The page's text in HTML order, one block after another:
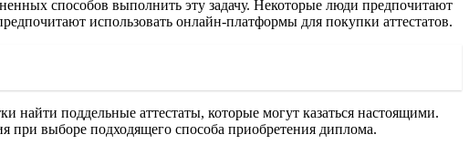
способов выполнить эту задачу. Некоторые люди предпочитают
использовать онлайн-платформы для покупки аттестатов.
поддельные аттестаты, которые могут казаться настоящими.
при выборе подходящего способа приобретения диплома.